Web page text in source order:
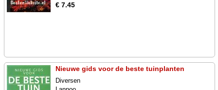
€ 7.45
Nieuwe gids voor de beste tuinplanten
Diversen